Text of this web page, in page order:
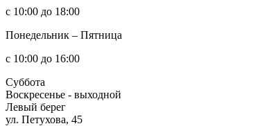
с 10:00 до 18:00
Понедельник – Пятница
с 10:00 до 16:00
Суббота
Воскресенье - выходной
Левый берег
ул. Петухова, 45